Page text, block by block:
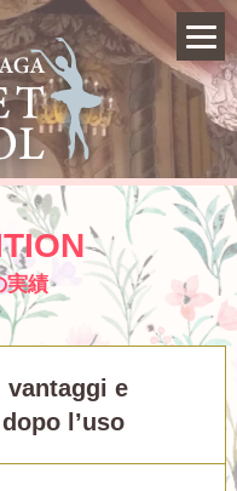
実績
vantaggi e
l’uso